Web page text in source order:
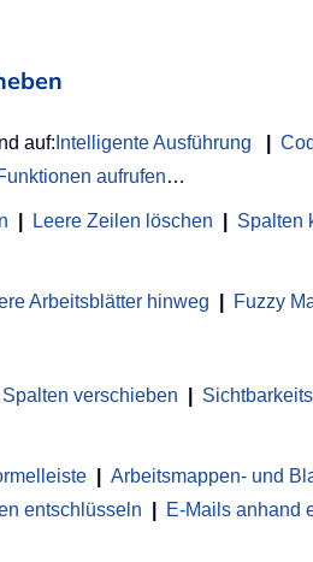
auf: Intelligente Ausführung
aufrufen…
Leere Zeilen löschen Spalten
Arbeitsblätter hinweg Fuzzy
Spalten verschieben
Arbeitsmappen- und
entschlüsseln E-Mails anhand